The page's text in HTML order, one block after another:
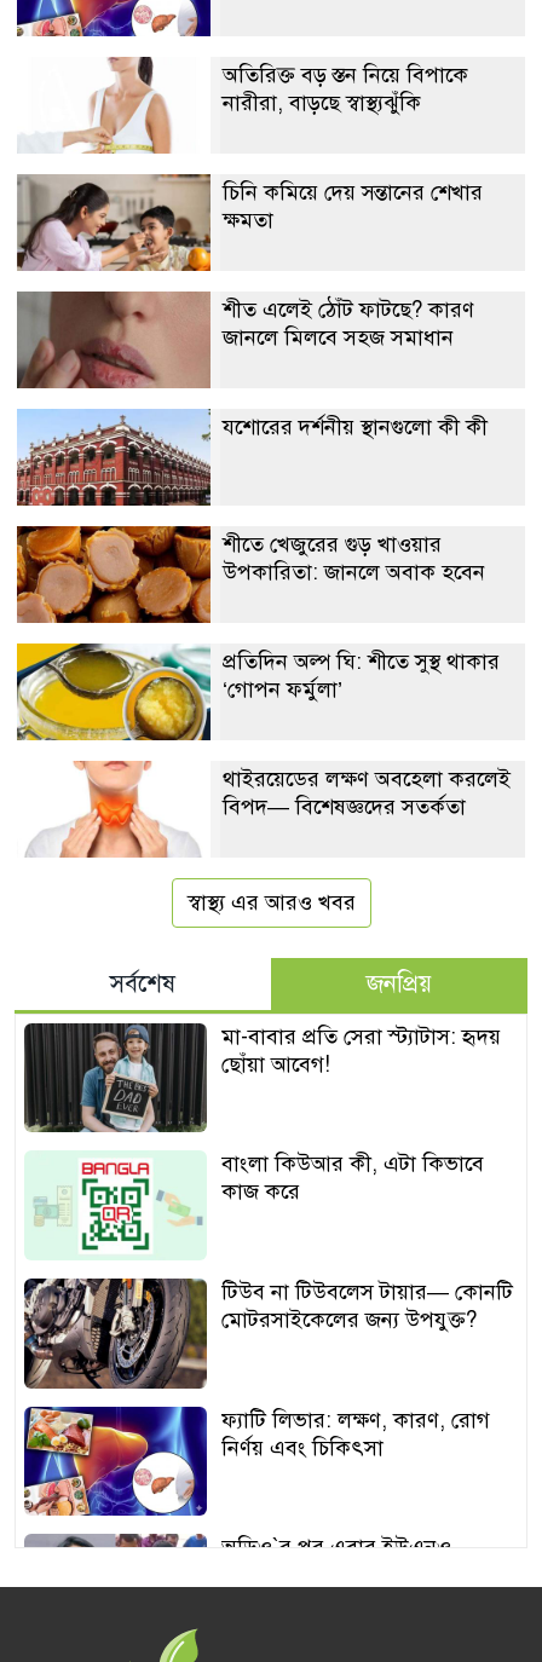
অতিরিক্ত বড় স্তন নিয়ে বিপাকে
নারীরা, বাড়ছে স্বাস্থ্যঝুঁকি
চিনি কমিয়ে দেয় সন্তানের শেখার
ক্ষমতা
শীত এলেই ঠোঁট ফাটছে? কারণ
জানলে মিলবে সহজ সমাধান
যশোরের দর্শনীয় স্থানগুলো কী কী
শীতে খেজুরের গুড় খাওয়ার
উপকারিতা: জানলে অবাক হবেন
প্রতিদিন অল্প ঘি: শীতে সুস্থ থাকার
‘গোপন ফর্মুলা’
থাইরয়েডের লক্ষণ অবহেলা করলেই
বিপদ— বিশেষজ্ঞদের সতর্কতা
স্বাস্থ্য এর আরও খবর
সর্বশেষ জনপ্রিয়
মা-বাবার প্রতি সেরা স্ট্যাটাস: হৃদয়
ছোঁয়া আবেগ!
বাংলা কিউআর কী, এটা কিভাবে
কাজ করে
টিউব না টিউবলেস টায়ার— কোনটি
মোটরসাইকেলের জন্য উপযুক্ত?
ফ্যাটি লিভার: লক্ষণ, কারণ, রোগ
নির্ণয় এবং চিকিৎসা
অডিও‍‍`র পর এবার ইউএনও